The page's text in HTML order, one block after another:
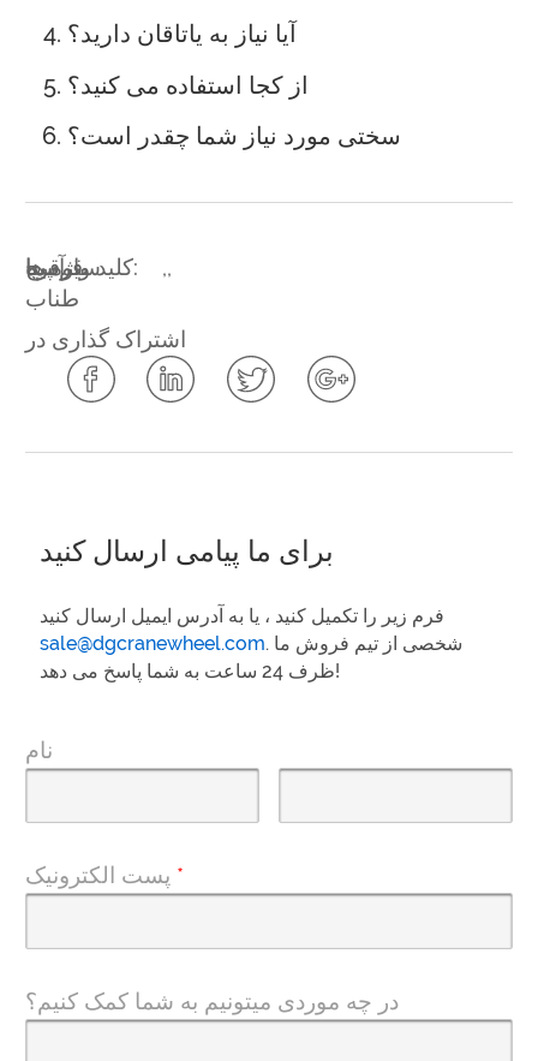
آیا نیاز به یاتاقان دارید؟
از کجا استفاده می کنید؟
سختی مورد نیاز شما چقدر است؟
کلید واژه ها: آسیا , قرقره ,
سیم پیچ
طناب
اشتراک گذاری در
برای ما پیامی ارسال کنید
فرم زیر را تکمیل کنید ، یا به آدرس ایمیل ارسال کنید
sale@dgcranewheel.com. شخصی از تیم فروش ما
ظرف 24 ساعت به شما پاسخ می دهد!
نام
*
در چه موردی میتونیم به شما کمک کنیم؟